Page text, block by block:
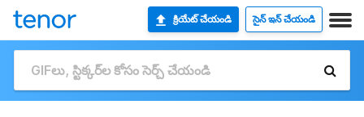
క్రియేట్ చేయండి సైన్ ఇన్ చేయండి